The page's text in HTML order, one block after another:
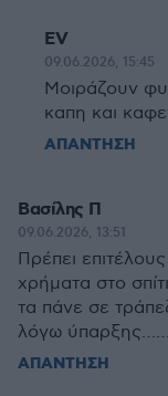
EV
09.06.2026, 15:45
Μοιράζουν
καπη και
ΑΠΑΝΤΗΣΗ
Βασίλης Π
09.06.2026, 13:51
Πρέπει
χρήματα στο
τα πάνε σε
λόγω
ΑΠΑΝΤΗΣΗ